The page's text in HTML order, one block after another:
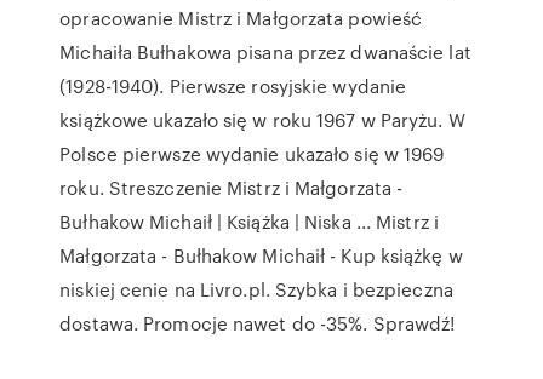
opracowanie Mistrz i Małgorzata powieść
Michaiła Bułhakowa pisana przez dwanaście lat
(1928-1940). Pierwsze rosyjskie wydanie
książkowe ukazało się w roku 1967 w Paryżu. W
Polsce pierwsze wydanie ukazało się w 1969
roku. Streszczenie Mistrz i Małgorzata -
Bułhakow Michaił | Książka | Niska ... Mistrz i
Małgorzata - Bułhakow Michaił - Kup książkę w
niskiej cenie na Livro.pl. Szybka i bezpieczna
dostawa. Promocje nawet do -35%. Sprawdź!